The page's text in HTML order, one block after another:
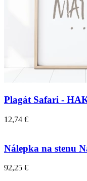
Plagát Safari -
12,74 €
Nálepka na stenu
92,25 €